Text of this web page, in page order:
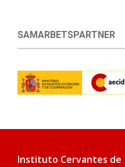
SAMARBETSPARTNER
Instituto Cervantes de